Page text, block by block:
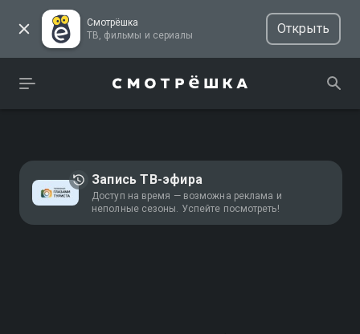
Смотрёшка
ТВ, фильмы и сериалы
Открыть
Запись ТВ-эфира
Доступ на время — возможна реклама и
неполные сезоны. Успейте посмотреть!